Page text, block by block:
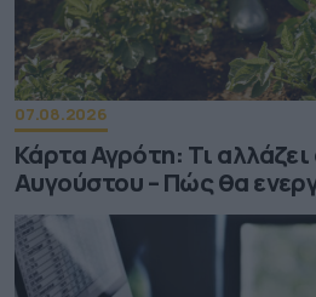
07.08.2026
Κάρτα Αγρότη: Τι αλλάζει
Αυγούστου – Πώς θα